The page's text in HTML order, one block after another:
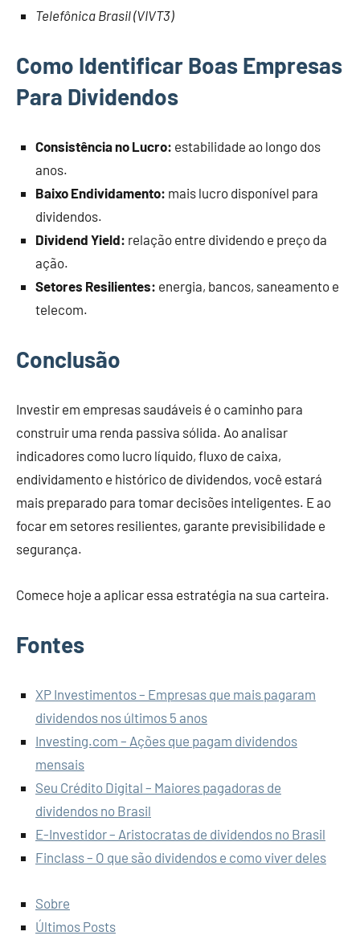
Telefônica Brasil (VIVT3)
Como Identificar Boas Empresas
Para Dividendos
Consistência no Lucro: estabilidade ao longo dos
anos.
Baixo Endividamento: mais lucro disponível para
dividendos.
Dividend Yield: relação entre dividendo e preço da
ação.
Setores Resilientes: energia, bancos, saneamento e
telecom.
Conclusão
Investir em empresas saudáveis é o caminho para
construir uma renda passiva sólida. Ao analisar
indicadores como lucro líquido, fluxo de caixa,
endividamento e histórico de dividendos, você estará
mais preparado para tomar decisões inteligentes. E ao
focar em setores resilientes, garante previsibilidade e
segurança.
Comece hoje a aplicar essa estratégia na sua carteira.
Fontes
XP Investimentos – Empresas que mais pagaram
dividendos nos últimos 5 anos
Investing.com – Ações que pagam dividendos
mensais
Seu Crédito Digital – Maiores pagadoras de
dividendos no Brasil
E-Investidor – Aristocratas de dividendos no Brasil
Finclass – O que são dividendos e como viver deles
Sobre
Últimos Posts